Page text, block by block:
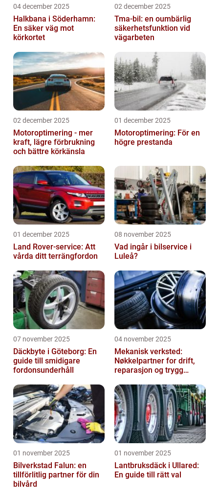
04 december 2025
Halkbana i Söderhamn:
En säker väg mot
körkortet
02 december 2025
Tma-bil: en oumbärlig
säkerhetsfunktion vid
vägarbeten
02 december 2025
Motoroptimering - mer
kraft, lägre förbrukning
och bättre körkänsla
01 december 2025
Motoroptimering: För en
högre prestanda
01 december 2025
Land Rover-service: Att
vårda ditt terrängfordon
08 november 2025
Vad ingår i bilservice i
Luleå?
07 november 2025
Däckbyte i Göteborg: En
guide till smidigare
fordonsunderhåll
04 november 2025
Mekanisk verksted:
Nøkkelpartner for drift,
reparasjon og trygg
01 november 2025
Bilverkstad Falun: en
tillförlitlig partner för din
bilvård
01 november 2025
Lantbruksdäck i Ullared:
En guide till rätt val